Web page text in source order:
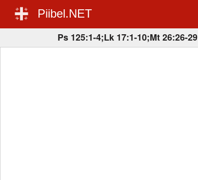
Piibel.NET
Ps 125:1-4;Lk 17:1-10;Mt 26:26-29